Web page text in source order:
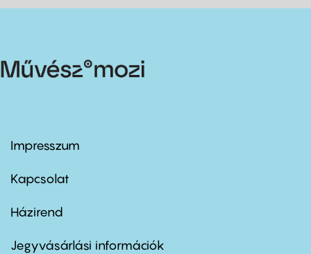
Footer
first
Impresszum
Kapcsolat
Footer
second
Házirend
Jegyvásárlási információk